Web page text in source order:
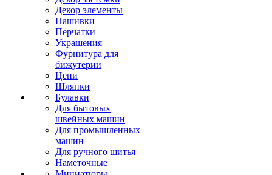
Декор элементы
Нашивки
Перчатки
Украшения
Фурнитура для
бижутерии
Цепи
Шляпки
Булавки
Для бытовых
швейных машин
Для промышленных
машин
Для ручного шитья
Наметочные